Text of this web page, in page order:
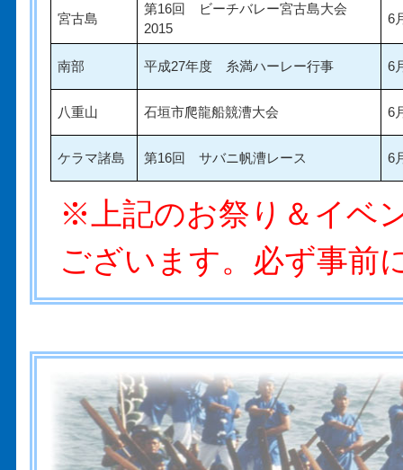
宮古島
第16回 ビーチバレー宮古島大会
2015
6
南部 平成27年度 糸満ハーレー行事 6
八重山 石垣市爬龍船競漕大会 6
ケラマ諸島 第16回 サバニ帆漕レース 6
※上記のお祭り＆イベ
ございます。必ず事前